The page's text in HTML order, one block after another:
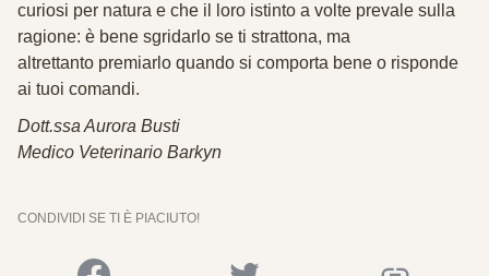
curiosi per natura e che il loro istinto a volte prevale sulla
ragione: è bene sgridarlo se ti strattona, ma
altrettanto premiarlo quando si comporta bene o risponde
ai tuoi comandi.
Dott.ssa Aurora Busti
Medico Veterinario Barkyn
CONDIVIDI SE TI È PIACIUTO!